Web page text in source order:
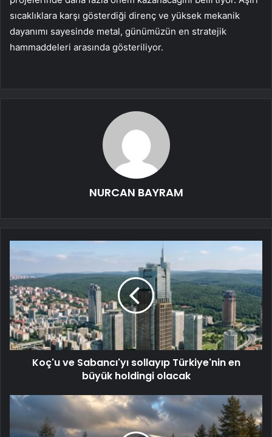
sıcaklıklara karşı gösterdiği direnç ve yüksek mekanik
dayanımı sayesinde metal, günümüzün en stratejik
hammaddeleri arasında gösteriliyor.
NURCAN BAYRAM
Koç'u ve Sabancı'yı sollayıp Türkiye'nin en
büyük holdingi olacak